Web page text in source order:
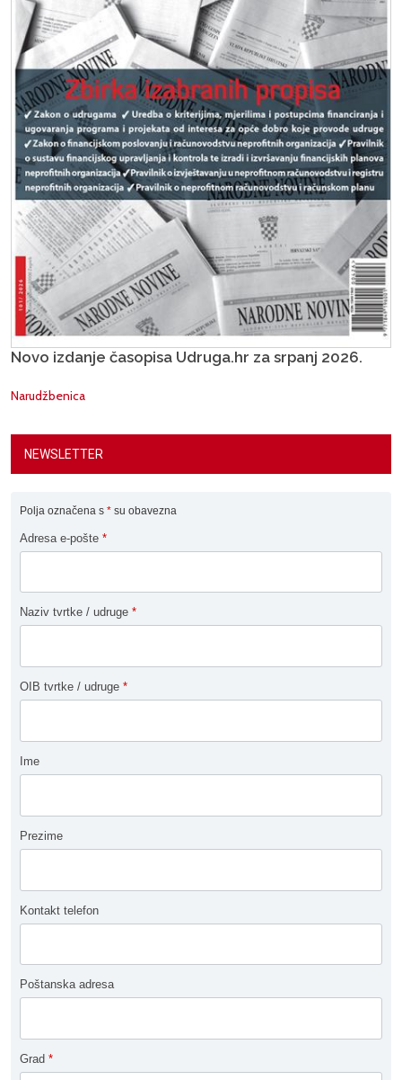
Novo izdanje časopisa Udruga.hr za srpanj 2026.
Narudžbenica
NEWSLETTER
Polja označena s * su obavezna
Adresa e-pošte *
Naziv tvrtke / udruge *
OIB tvrtke / udruge *
Ime
Prezime
Kontakt telefon
Poštanska adresa
Grad *